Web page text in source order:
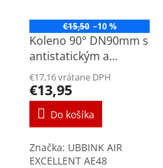
€15,50 –10 %
Koleno 90° DN90mm s
antistatickým a
antibakteriálnym
povrchom
€17,16 vrátane DPH
€13,95
Do košíka
Značka: UBBINK AIR
EXCELLENT AE48